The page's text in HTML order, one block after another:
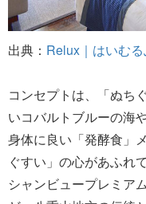
出典： Relux｜はいむる
コンセプトは、「ぬち
いコバルトブルーの海
身体に良い「発酵食」
ぐすい」の心があふれ
シャンビュープレミア